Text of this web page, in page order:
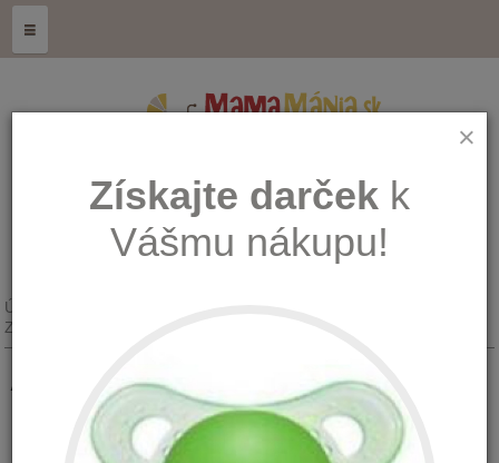
≡
Úvod
Zmesi esenciálnych olejov
Adaptiv - Upokojujúca zmes 15 ml
Množstvo:
×
Získajte darček k
Vášmu nákupu!